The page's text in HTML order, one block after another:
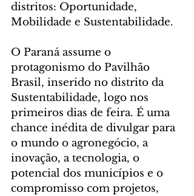
distritos: Oportunidade,
Mobilidade e Sustentabilidade.
O Paraná assume o
protagonismo do Pavilhão
Brasil, inserido no distrito da
Sustentabilidade, logo nos
primeiros dias de feira. É uma
chance inédita de divulgar para
o mundo o agronegócio, a
inovação, a tecnologia, o
potencial dos municípios e o
compromisso com projetos,